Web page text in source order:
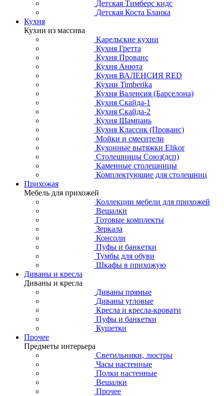
Детская Тимберс кидс
Детская Коста Бланка
Кухня
Кухни из массива
Карельские кухни
Кухня Гретта
Кухня Прованс
Кухня Анюта
Кухня ВАЛЕНСИЯ RED
Кухни Timberika
Кухня Валенсия (Барселона)
Кухня Скайда-1
Кухня Скайда-2
Кухня Шампань
Кухня Классик (Прованс)
Мойки и смесители
Кухонные вытяжки Elikor
Столешницы Союз(дсп)
Каменные столешницы
Комплектующие для столешниц
Прихожая
Мебель для прихожей
Коллекции мебели для прихожей
Вешалки
Готовые комплекты
Зеркала
Консоли
Пуфы и банкетки
Тумбы для обуви
Шкафы в прихожую
Диваны и кресла
Диваны и кресла
Диваны прямые
Диваны угловые
Кресла и кресла-кровати
Пуфы и банкетки
Кушетки
Прочее
Предметы интерьера
Светильники, люстры
Часы настенные
Полки настенные
Вешалки
Прочее